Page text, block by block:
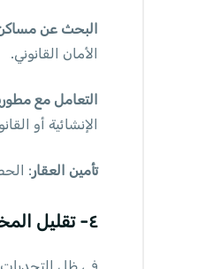
البحث عن مساكن
الأمان القانوني.
التعامل مع
الإنشائية أو
تأمين العقار:
٤- تقليل المخاطر والتكاليف الإضافية: حماية الاستثمارات العقارية